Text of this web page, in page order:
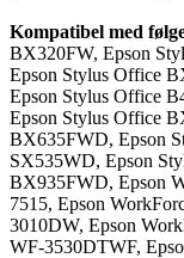
Kompatibel med
BX320FW, Epson
Epson Stylus Office
Epson Stylus Office
Epson Stylus Office
BX635FWD, Epson
SX535WD, Epson
BX935FWD, Epson
7515, Epson
3010DW, Epson
WF-3530DTWF,